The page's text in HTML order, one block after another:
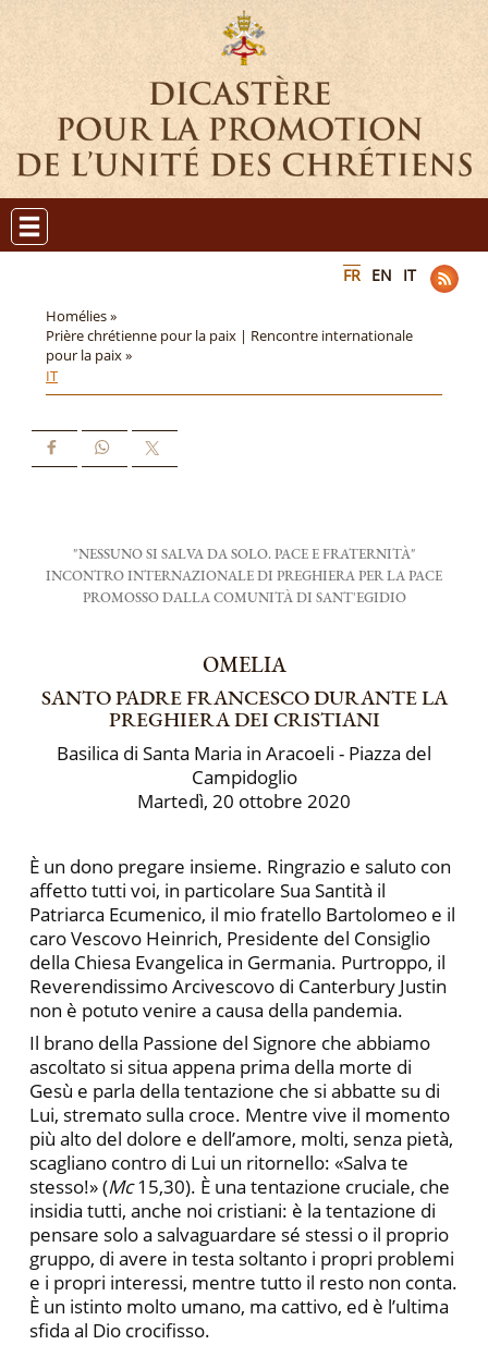
FR EN IT
Homélies »
Prière chrétienne pour la paix | Rencontre internationale
pour la paix »
IT
"NESSUNO SI SALVA DA SOLO. PACE E FRATERNITÀ"
INCONTRO INTERNAZIONALE DI PREGHIERA PER LA PACE
PROMOSSO DALLA COMUNITÀ DI SANT'EGIDIO
OMELIA
SANTO PADRE FRANCESCO DURANTE LA
PREGHIERA DEI CRISTIANI
Basilica di Santa Maria in Aracoeli - Piazza del
Campidoglio
Martedì, 20 ottobre 2020
È un dono pregare insieme. Ringrazio e saluto con
affetto tutti voi, in particolare Sua Santità il
Patriarca Ecumenico, il mio fratello Bartolomeo e il
caro Vescovo Heinrich, Presidente del Consiglio
della Chiesa Evangelica in Germania. Purtroppo, il
Reverendissimo Arcivescovo di Canterbury Justin
non è potuto venire a causa della pandemia.
Il brano della Passione del Signore che abbiamo
ascoltato si situa appena prima della morte di
Gesù e parla della tentazione che si abbatte su di
Lui, stremato sulla croce. Mentre vive il momento
più alto del dolore e dell’amore, molti, senza pietà,
scagliano contro di Lui un ritornello: «Salva te
stesso!» (Mc15,30). È una tentazione cruciale, che
insidia tutti, anche noi cristiani: è la tentazione di
pensare solo a salvaguardare sé stessi o il proprio
gruppo, di avere in testa soltanto i propri problemi
e i propri interessi, mentre tutto il resto non conta.
È un istinto molto umano, ma cattivo, ed è l’ultima
sfida al Dio crocifisso.